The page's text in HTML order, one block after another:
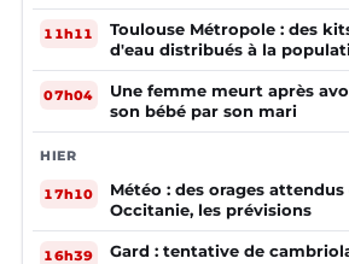
11h11
Toulouse Métropole : des
d'eau distribués à la
07h04
Une femme meurt après
son bébé par son mari
HIER
17h10
Météo : des orages
Occitanie, les prévisions
16h39
Gard : tentative de